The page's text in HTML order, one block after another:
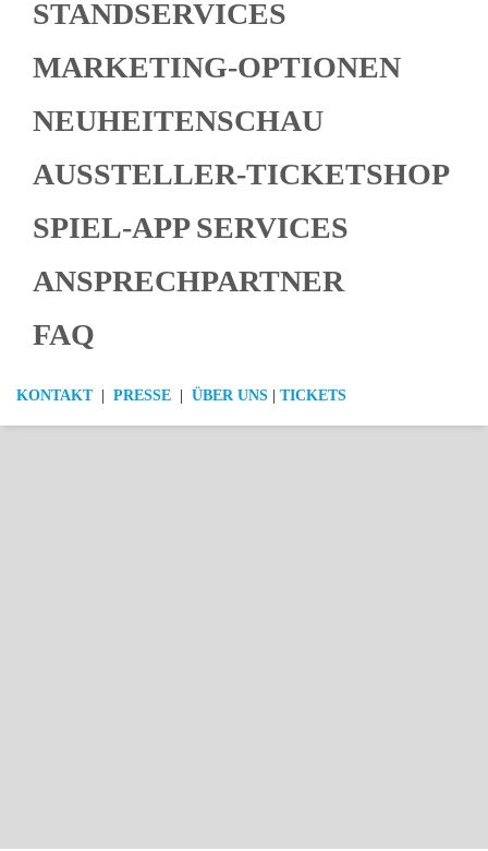
STANDSERVICES
MARKETING-OPTIONEN
NEUHEITENSCHAU
AUSSTELLER-TICKETSHOP
SPIEL-APP SERVICES
ANSPRECHPARTNER
FAQ
KONTAKT| PRESSE ÜBER UNS TICKETS